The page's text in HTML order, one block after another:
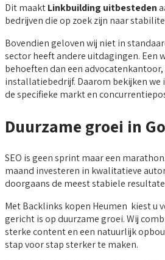
Dit maaktLinkbuilding uitbesteden
bedrijven die op zoek zijn naar
Bovendien geloven wij niet in
sector heeft andere uitdagingen. Een
behoeften dan een
installatiebedrijf. Daarom bekijken we
de specifieke markt en
Duurzame groei in
SEO is geen sprint maar een
maand investeren in kwalitatieve
doorgaans de meest stabiele
Met Backlinks kopen Heumen kiest u
gericht is op duurzame groei. Wij
sterke content en een natuurlijk
stap voor stap sterker te maken.